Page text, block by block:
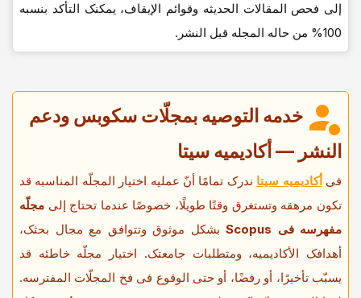
إلى فحص المقالات الحدیثه وقوائم الإیقاف، یمکنک التأکد بنسبه
100% من حاله المجله قبل النشر.
خدمه التوصیه بمجلّات سکوبس ودعم
النشر — أکادیمیه سیتا
فیأکادیمیه سیتا ندرک تمامًا أنّ عملیه اختیار المجلّه المناسبه قد
تکون مرهقه وتستغرق وقتًا طویلًا، خصوصًا عندما تحتاج إلى مجلّه
مفهرسه فی Scopus
بشکل موثوق وتتوافق مع مجال بحثک،
أهدافک الأکادیمیه، ومتطلبات جامعتک. اختیار مجلّه خاطئه قد
یسبّب تأخیرًا، أو رفضًا، أو حتى الوقوع فی فخ المجلّات المفترسه.